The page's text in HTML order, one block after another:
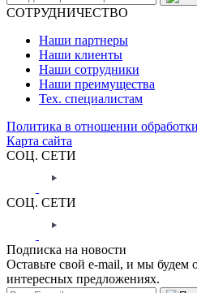
СОТРУДНИЧЕСТВО
Наши партнеры
Наши клиенты
Наши сотрудники
Наши преимущества
Тех. специалистам
Политика в отношении
Карта сайта
СОЦ. СЕТИ
СОЦ. СЕТИ
Подписка на новости
Оставьте свой e-mail, и мы будем
интересных предложениях.